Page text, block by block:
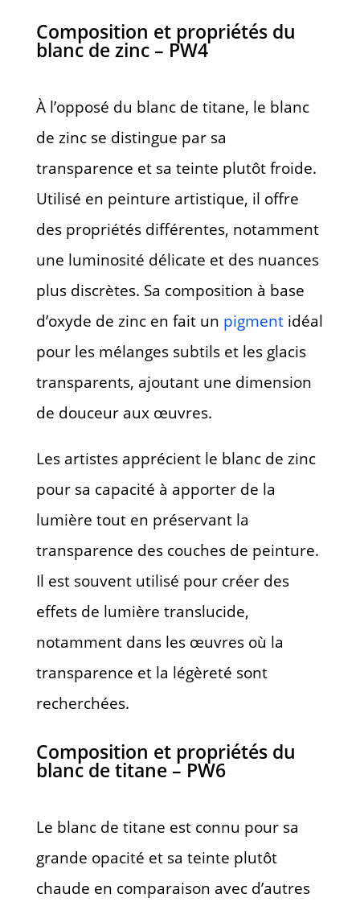
Composition et propriétés du
blanc de zinc – PW4
À l’opposé du blanc de titane, le blanc
de zinc se distingue par sa
transparence et sa teinte plutôt froide.
Utilisé en peinture artistique, il offre
des propriétés différentes, notamment
une luminosité délicate et des nuances
plus discrètes. Sa composition à base
d’oxyde de zinc en fait un pigmentidéal
pour les mélanges subtils et les glacis
transparents, ajoutant une dimension
de douceur aux œuvres.
Les artistes apprécient le blanc de zinc
pour sa capacité à apporter de la
lumière tout en préservant la
transparence des couches de peinture.
Il est souvent utilisé pour créer des
effets de lumière translucide,
notamment dans les œuvres où la
transparence et la légèreté sont
recherchées.
Composition et propriétés du
blanc de titane – PW6
Le blanc de titane est connu pour sa
grande opacité et sa teinte plutôt
chaude en comparaison avec d’autres